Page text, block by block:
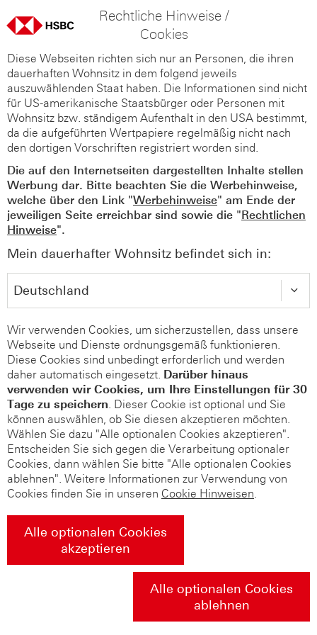
Rechtliche Hinweise /
Cookies
Diese Webseiten richten sich nur an Personen, die ihren
dauerhaften Wohnsitz in dem folgend jeweils
auszuwählenden Staat haben. Die Informationen sind nicht
für US-amerikanische Staatsbürger oder Personen mit
Wohnsitz bzw. ständigem Aufenthalt in den USA bestimmt,
da die aufgeführten Wertpapiere regelmäßig nicht nach
den dortigen Vorschriften registriert worden sind.
Die auf den Internetseiten dargestellten Inhalte stellen
Werbung dar. Bitte beachten Sie die Werbehinweise,
welche über den Link "Werbehinweise" am Ende der
jeweiligen Seite erreichbar sind sowie die "Rechtlichen
Hinweise".
Mein dauerhafter Wohnsitz befindet sich in:
Wir verwenden Cookies, um sicherzustellen, dass unsere
Webseite und Dienste ordnungsgemäß funktionieren.
Diese Cookies sind unbedingt erforderlich und werden
daher automatisch eingesetzt. Darüber hinaus
verwenden wir Cookies, um Ihre Einstellungen für 30
Tage zu speichern. Dieser Cookie ist optional und Sie
können auswählen, ob Sie diesen akzeptieren möchten.
Wählen Sie dazu "Alle optionalen Cookies akzeptieren".
Entscheiden Sie sich gegen die Verarbeitung optionaler
Cookies, dann wählen Sie bitte "Alle optionalen Cookies
ablehnen". Weitere Informationen zur Verwendung von
Cookies finden Sie in unseren Cookie Hinweisen.
Alle optionalen Cookies
akzeptieren
Alle optionalen Cookies
ablehnen